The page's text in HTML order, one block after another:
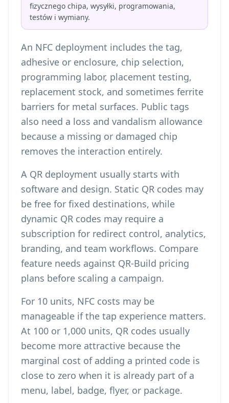
fizycznego chipa, wysyłki, programowania,
testów i wymiany.
An NFC deployment includes the tag,
adhesive or enclosure, chip selection,
programming labor, placement testing,
replacement stock, and sometimes ferrite
barriers for metal surfaces. Public tags
also need a loss and vandalism allowance
because a missing or damaged chip
removes the interaction entirely.
A QR deployment usually starts with
software and design. Static QR codes may
be free for fixed destinations, while
dynamic QR codes may require a
subscription for redirect control, analytics,
branding, and team workflows. Compare
feature needs against QR-Build pricing
plans before scaling a campaign.
For 10 units, NFC costs may be
manageable if the tap experience matters.
At 100 or 1,000 units, QR codes usually
become more attractive because the
marginal cost of adding a printed code is
close to zero when it is already part of a
menu, label, badge, flyer, or package.